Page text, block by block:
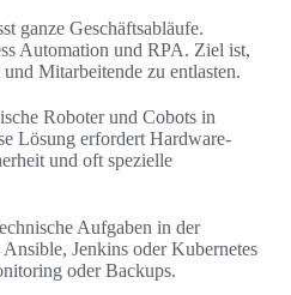
ganze Geschäftsabläufe.
Automation und RPA. Ziel ist,
Mitarbeitende zu entlasten.
Roboter und Cobots in
Lösung erfordert Hardware-
und oft spezielle
Aufgaben in der
Jenkins oder Kubernetes
oder Backups.